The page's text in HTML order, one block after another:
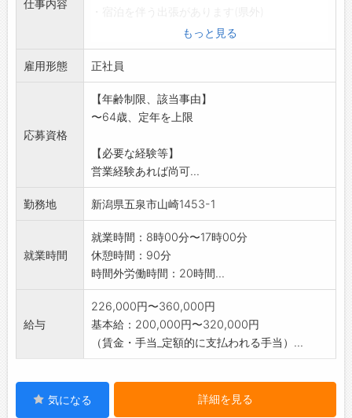
仕事内容
※専門知識が必要なので、社長が直接指導・教
育いたします。
変更範囲:会社の定める業務
もっと見る
雇用形態 正社員
応募資格
【年齢制限、該当事由】
〜64歳、定年を上限
【必要な経験等】
営業経験あれば尚可...
勤務地 新潟県五泉市山崎1453-1
就業時間
就業時間：8時00分〜17時00分
休憩時間：90分
時間外労働時間：20時間...
給与
226,000円〜360,000円
基本給：200,000円〜320,000円
（賃金・手当_定額的に支払われる手当）...
気になる 詳細を見る